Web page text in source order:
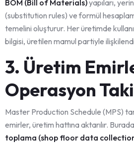
BOM (Bill of Materials)yapıları,
(substitution rules) ve formül
temelini oluşturur. Her üretimde
bilgisi, üretilen mamul partiyle
3. Üretim
Operasyon
Master Production Schedule (MPS)
emirler, üretim hattına aktarılır. Burada
toplama (shop floor data